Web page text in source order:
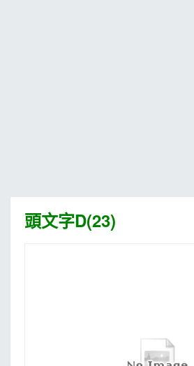
頭文字D(23)